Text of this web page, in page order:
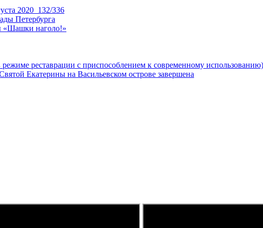
2020_132/336
Петербурга
«Шашки наголо!»
реставрации с приспособлением к современному использованию)
Екатерины на Васильевском острове завершена